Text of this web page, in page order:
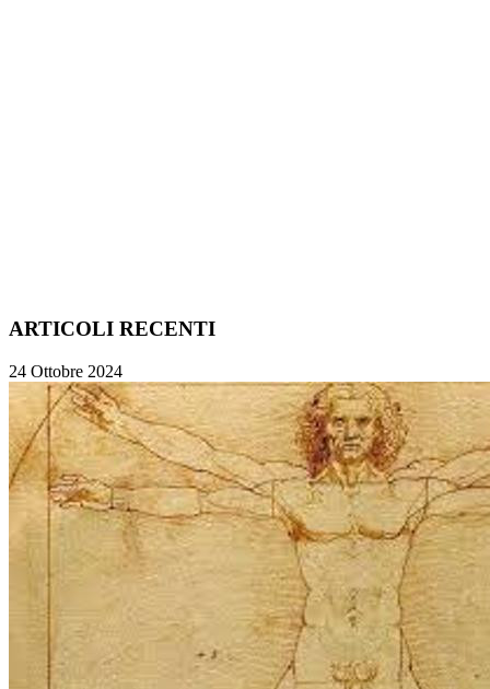
ARTICOLI RECENTI
24 Ottobre 2024